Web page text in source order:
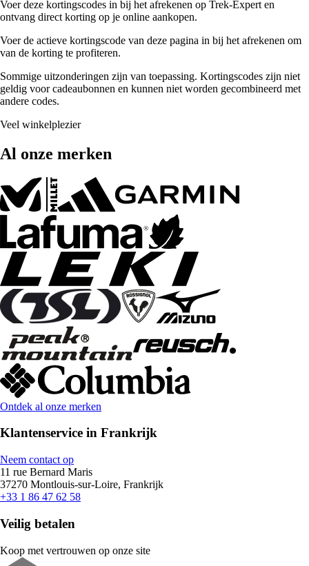
Voer deze kortingscodes in bij het afrekenen op Trek-Expert en
ontvang direct korting op je online aankopen.
Voer de actieve kortingscode van deze pagina in bij het afrekenen om
van de korting te profiteren.
Sommige uitzonderingen zijn van toepassing. Kortingscodes zijn niet
geldig voor cadeaubonnen en kunnen niet worden gecombineerd met
andere codes.
Veel winkelplezier
Al onze merken
Ontdek al onze merken
Klantenservice in Frankrijk
Neem contact op
11 rue Bernard Maris
37270 Montlouis-sur-Loire, Frankrijk
+33 1 86 47 62 58
Veilig betalen
Koop met vertrouwen op onze site